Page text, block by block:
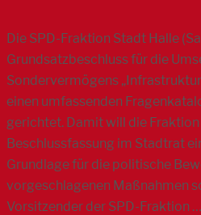
Die SPD-Fraktion Stadt Halle
Grundsatzbeschluss für die
Sondervermögens
einen umfassenden
gerichtet. Damit will die
Beschlussfassung im Stadtrat
Grundlage für die politische
vorgeschlagenen Maßnahmen
Vorsitzender der SPD-Fraktion …